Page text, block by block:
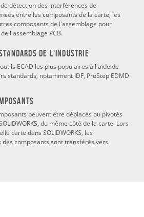
détection des interférences de
entre les composants de la carte, les
composants de l'assemblage pour
l'assemblage PCB.
de l'industrie
ECAD les plus populaires à l'aide de
standards, notamment IDF, ProStep EDMD
peuvent être déplacés ou pivotés
du même côté de la carte. Lors
carte dans SOLIDWORKS, les
composants sont transférés vers